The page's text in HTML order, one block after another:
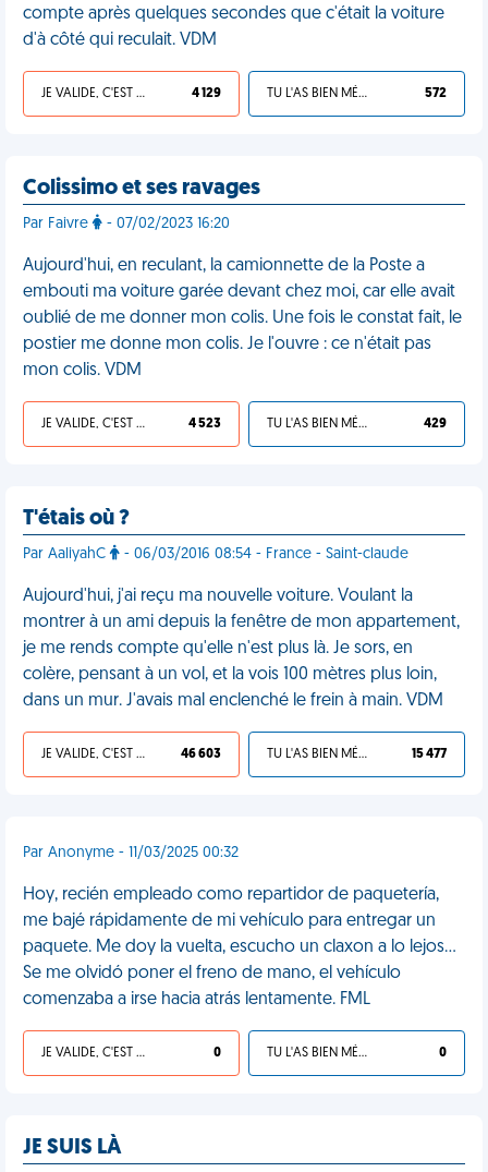
compte après quelques secondes que c'était la voiture
d'à côté qui reculait. VDM
JE VALIDE, C'EST UNE VDM 4 129 TU L'AS BIEN MÉRITÉ 572
Colissimo et ses ravages
Par Faivre - 07/02/2023 16:20
Aujourd'hui, en reculant, la camionnette de la Poste a
embouti ma voiture garée devant chez moi, car elle avait
oublié de me donner mon colis. Une fois le constat fait, le
postier me donne mon colis. Je l'ouvre : ce n'était pas
mon colis. VDM
JE VALIDE, C'EST UNE VDM 4 523 TU L'AS BIEN MÉRITÉ 429
T'étais où ?
Par AaliyahC - 06/03/2016 08:54 - France - Saint-claude
Aujourd'hui, j'ai reçu ma nouvelle voiture. Voulant la
montrer à un ami depuis la fenêtre de mon appartement,
je me rends compte qu'elle n'est plus là. Je sors, en
colère, pensant à un vol, et la vois 100 mètres plus loin,
dans un mur. J'avais mal enclenché le frein à main. VDM
JE VALIDE, C'EST UNE VDM 46 603 TU L'AS BIEN MÉRITÉ 15 477
Par Anonyme - 11/03/2025 00:32
Hoy, recién empleado como repartidor de paquetería,
me bajé rápidamente de mi vehículo para entregar un
paquete. Me doy la vuelta, escucho un claxon a lo lejos...
Se me olvidó poner el freno de mano, el vehículo
comenzaba a irse hacia atrás lentamente. FML
JE VALIDE, C'EST UNE VDM 0 TU L'AS BIEN MÉRITÉ 0
JE SUIS LÀ